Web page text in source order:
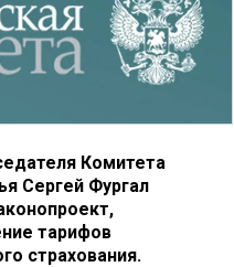
Комитета
Сергей Фургал
тарифов
страхования.